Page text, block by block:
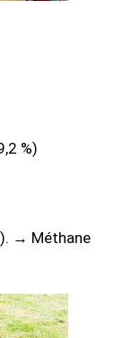
%)
→ Méthane